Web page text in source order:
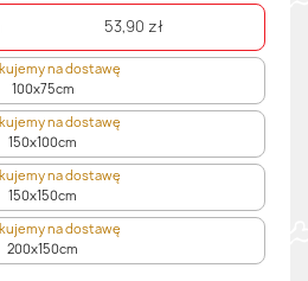
53,90 zł
na dostawę
100x75cm
na dostawę
150x100cm
na dostawę
150x150cm
na dostawę
200x150cm